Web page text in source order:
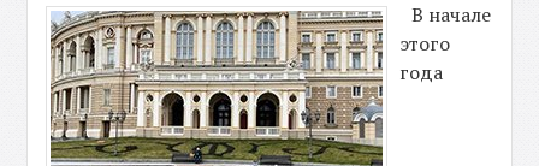
В начале
этого
года